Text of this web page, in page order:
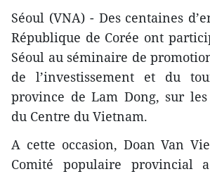
Séoul (VNA) - Des centaines
République de Corée ont
Séoul au séminaire de
de l’investissement et du
province de Lam Dong, sur
du Centre du Vietnam.
A cette occasion, Doan Van
Comité populaire provincial